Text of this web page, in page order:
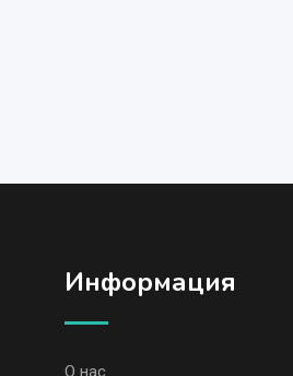
Информация
О нас